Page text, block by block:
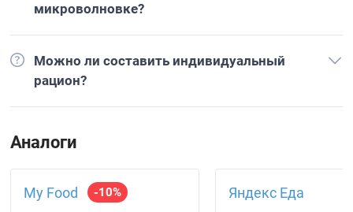
микроволновке?
Можно ли составить индивидуальный
рацион?
Аналоги
My Food -10% Яндекс Еда